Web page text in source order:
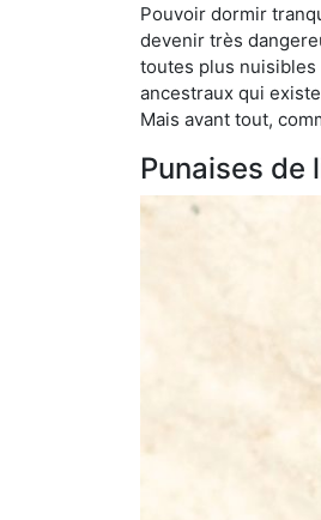
Pouvoir dormir
devenir très
toutes plus nuisibles
ancestraux qui
Mais avant tout,
Punaises de